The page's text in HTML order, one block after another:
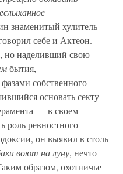
знаменитый хулитель
себе и Актеон.
но наделивший свою
бытия,
собственного
основать секту
— в своем
роль ревностного
он выявил в столь
воют на луну, нечто
образом, охотничье